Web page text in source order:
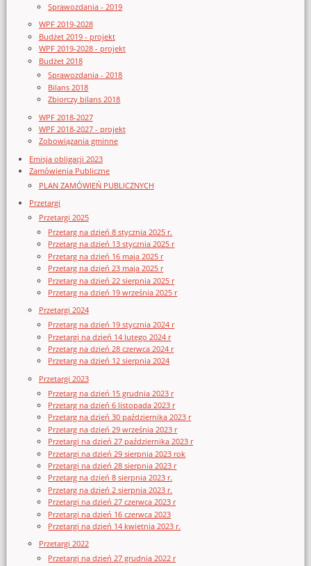
Sprawozdania - 2019
WPF 2019-2028
Budżet 2019 - projekt
WPF 2019-2028 - projekt
Budżet 2018
Sprawozdania - 2018
Bilans 2018
Zbiorczy bilans 2018
WPF 2018-2027
WPF 2018-2027 - projekt
Zobowiązania gminne
Emisja obligacji 2023
Zamówienia Publiczne
PLAN ZAMÓWIEŃ PUBLICZNYCH
Przetargi
Przetargi 2025
Przetarg na dzień 8 stycznia 2025 r.
Przetarg na dzień 13 stycznia 2025 r
Przetarg na dzień 16 maja 2025 r
Przetarg na dzień 23 maja 2025 r
Przetarg na dzień 22 sierpnia 2025 r
Przetarg na dzień 19 września 2025 r
Przetargi 2024
Przetarg na dzień 19 stycznia 2024 r
Przetargi na dzień 14 lutego 2024 r
Przetarg na dzień 28 czerwca 2024 r
Przetarg na dzień 12 sierpnia 2024
Przetargi 2023
Przetarg na dzień 15 grudnia 2023 r
Przetarg na dzień 6 listopada 2023 r
Przetarg na dzień 30 października 2023 r
Przetarg na dzień 29 września 2023 r
Przetargi na dzień 27 października 2023 r
Przetargi na dzień 29 sierpnia 2023 rok
Przetargi na dzień 28 sierpnia 2023 r
Przetarg na dzień 8 sierpnia 2023 r.
Przetarg na dzień 2 sierpnia 2023 r.
Przetargi na dzień 27 czerwca 2023 r
Przetargi na dzień 16 czerwca 2023
Przetargi na dzień 14 kwietnia 2023 r.
Przetargi 2022
Przetargi na dzień 27 grudnia 2022 r